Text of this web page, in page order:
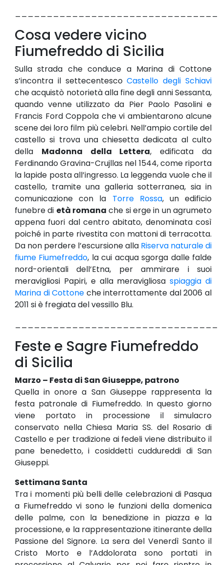
Cosa vedere vicino
Fiumefreddo di Sicilia
Sulla strada che conduce a Marina di Cottone
s’incontra il settecentescoCastello degli Schiavi
che acquistò notorietà alla fine degli anni Sessanta,
quando venne utilizzato da Pier Paolo Pasolini e
Francis Ford Coppola che vi ambientarono alcune
scene dei loro film più celebri. Nell’ampio cortile del
castello si trova una chiesetta dedicata al culto
della Madonna della Lettera, edificata da
Ferdinando Gravina-Crujllas nel 1544, come riporta
la lapide posta all’ingresso. La leggenda vuole che il
castello, tramite una galleria sotterranea, sia in
comunicazione con la Torre Rossa, un edificio
funebre di età romana che si erge in un agrumeto
appena fuori dal centro abitato, denominata così
poiché in parte rivestita con mattoni di terracotta.
Da non perdere l’escursione alla Riserva naturale di
fiume Fiumefreddo, la cui acqua sgorga dalle falde
nord-orientali dell’Etna, per ammirare i suoi
meravigliosi Papiri, e alla meravigliosa spiaggia di
Marina di Cottone che interrottamente dal 2006 al
2011 si è fregiata del vessillo Blu.
Feste e Sagre Fiumefreddo
di Sicilia
Marzo – Festa di San Giuseppe, patrono
Quella in onore a San Giuseppe rappresenta la
festa patronale di Fiumefreddo. In questo giorno
viene portato in processione il simulacro
conservato nella Chiesa Maria SS. del Rosario di
Castello e per tradizione ai fedeli viene distribuito il
pane benedetto, i cosiddetti cuddureddi di San
Giuseppi.
Settimana Santa
Tra i momenti più belli delle celebrazioni di Pasqua
a Fiumefreddo vi sono le funzioni della domenica
delle palme, con la benedizione in piazza e la
processione, e la rappresentazione itinerante della
Passione del Signore. La sera del Venerdì Santo il
Cristo Morto e l’Addolorata sono portati in